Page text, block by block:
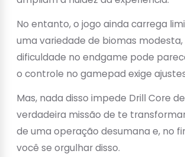
No entanto, o jogo ainda carrega
uma variedade de biomas modesta,
dificuldade no endgame pode
o controle no gamepad exige
Mas, nada disso impede Drill Core
verdadeira missão de te
de uma operação desumana e, no
você se orgulhar disso.